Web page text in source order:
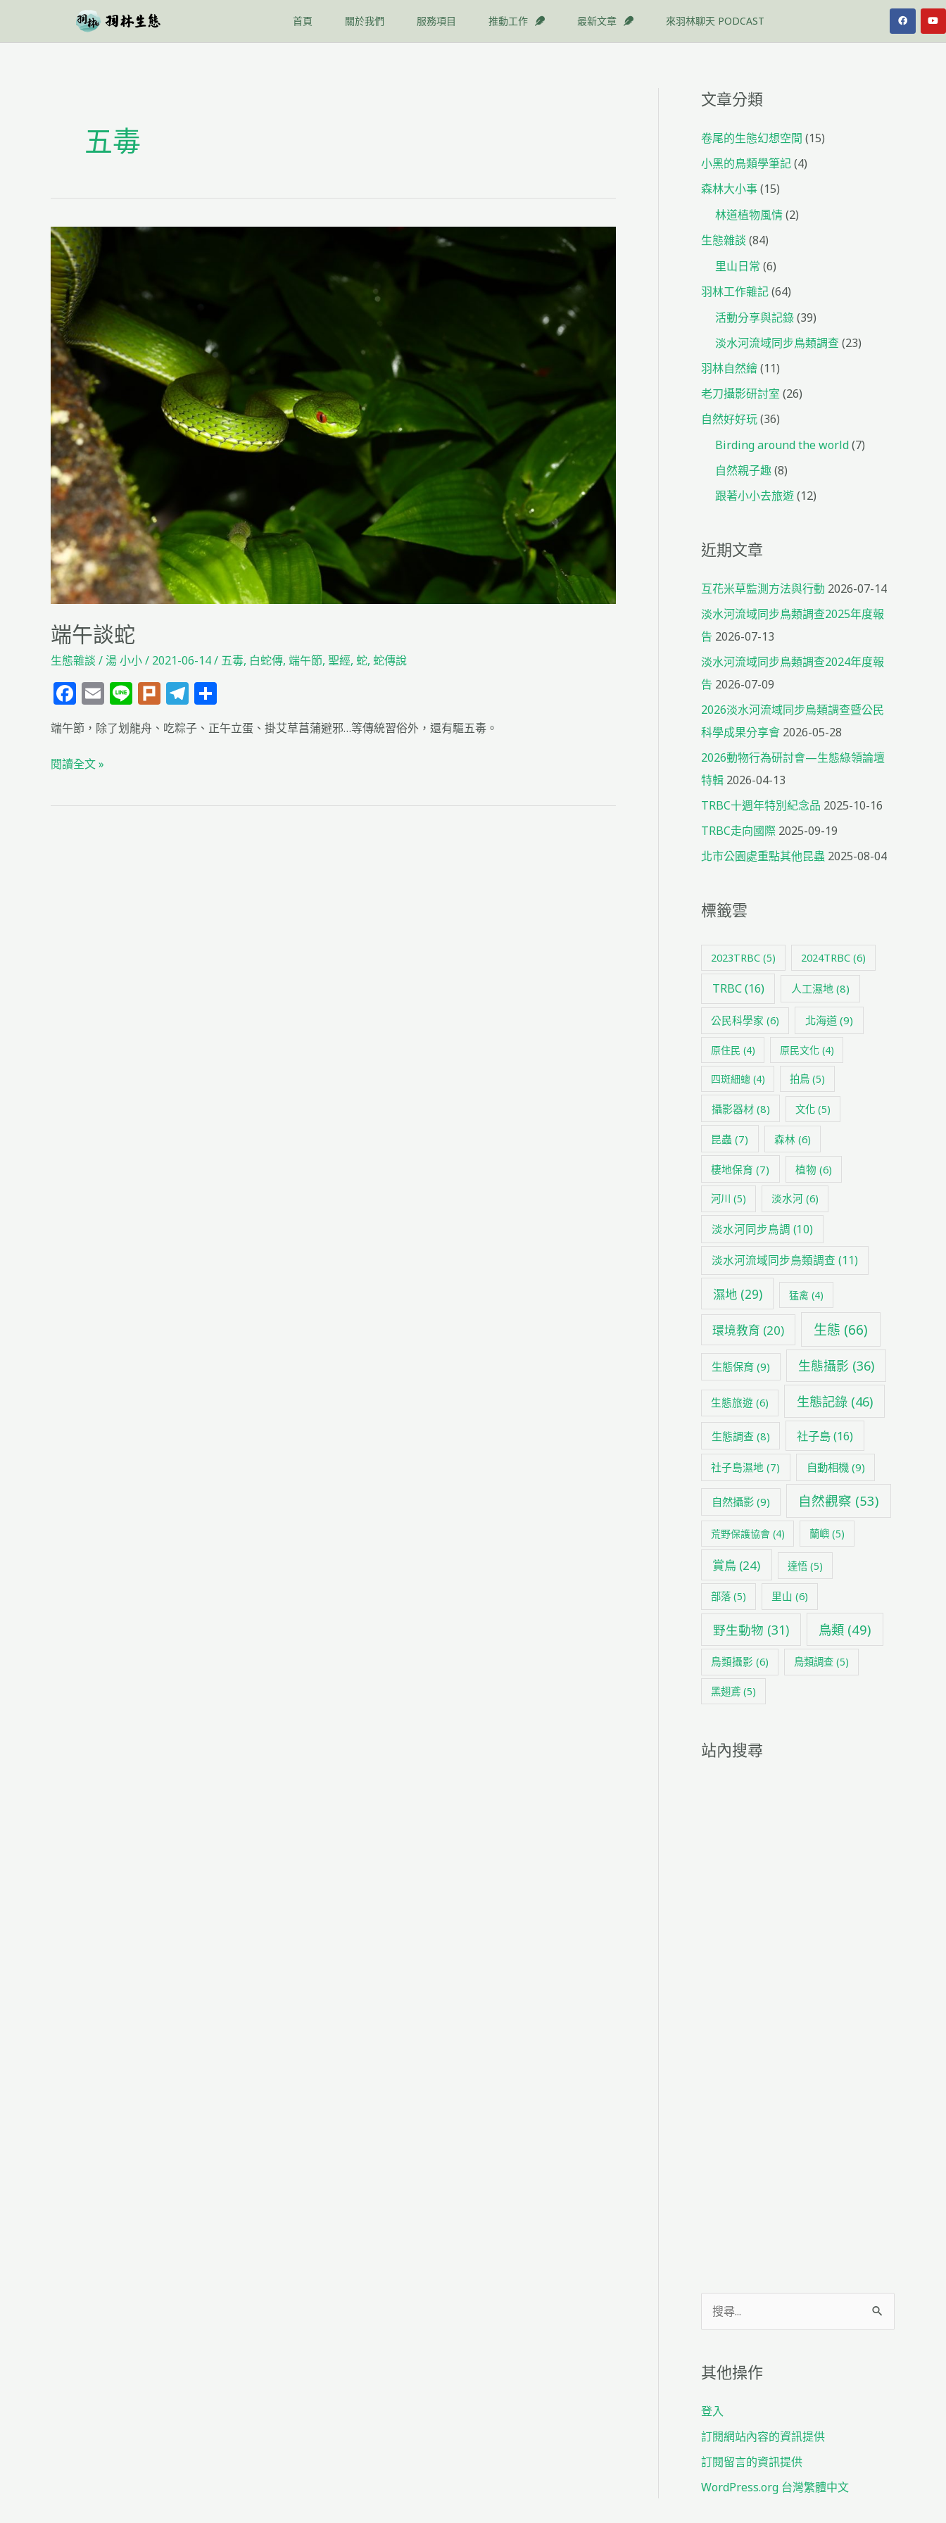
主
首頁 關於我們 服務項目 推動工作 最新文章 來羽林聊天 PODCAST
F
a
Y
o
五毒
端午談蛇
生態雜談 /湯 小小/ 2021-06-14/ 五毒, 白蛇傳, 端午節, 聖經, 蛇, 蛇傳說
F
a
c
e
o
E
m
ai
Li
n
e
Pl
u
rk
T
el
e
m
享
端午節，除了划龍舟、吃粽子、正午立蛋、掛艾草菖蒲避邪…等傳統習俗外，還有驅五毒。
端
午
談
蛇
閱讀全文 »
文章分類
卷尾的生態幻想空間 (15)
小黑的鳥類學筆記(4)
森林大小事(15)
林道植物風情(2)
生態雜談 (84)
里山日常 (6)
羽林工作雜記(64)
活動分享與記錄(39)
淡水河流域同步鳥類調查(23)
羽林自然繪(11)
老刀攝影研討室 (26)
自然好好玩(36)
Birding around the world(7)
自然親子趣(8)
跟著小小去旅遊(12)
近期文章
互花米草監測方法與行動 2026-07-14
淡水河流域同步鳥類調查2025年度報
告 2026-07-13
淡水河流域同步鳥類調查2024年度報
告 2026-07-09
2026淡水河流域同步鳥類調查暨公民
科學成果分享會 2026-05-28
2026動物行為研討會—生態綠領論壇
特輯 2026-04-13
TRBC十週年特別紀念品 2025-10-16
TRBC走向國際 2025-09-19
北市公園處重點其他昆蟲 2025-08-04
標籤雲
2023TRBC(5) 2024TRBC (6)
TRBC(16) 人工濕地 (8)
公民科學家 (6) 北海道 (9)
原住民 (4) 原民文化(4)
四斑細蟌 (4) 拍鳥 (5)
攝影器材(8) 文化 (5)
昆蟲 (7) 森林 (6)
棲地保育 (7) 植物 (6)
河川 (5) 淡水河 (6)
淡水河同步鳥調 (10)
淡水河流域同步鳥類調查 (11)
濕地(29) 猛禽 (4)
環境教育 (20) 生態 (66)
生態保育(9) 生態攝影 (36)
生態旅遊 (6) 生態記錄(46)
生態調查(8) 社子島(16)
社子島濕地 (7) 自動相機(9)
自然攝影(9) 自然觀察 (53)
荒野保護協會(4) 蘭嶼 (5)
賞鳥 (24) 達悟(5)
部落(5) 里山 (6)
野生動物 (31) 鳥類 (49)
鳥類攝影 (6) 鳥類調查 (5)
黑翅鳶(5)
站內搜尋
鍵
字
其他操作
登入
訂閱網站內容的資訊提供
訂閱留言的資訊提供
WordPress.org 台灣繁體中文